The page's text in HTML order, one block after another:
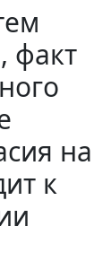
факт
на
к